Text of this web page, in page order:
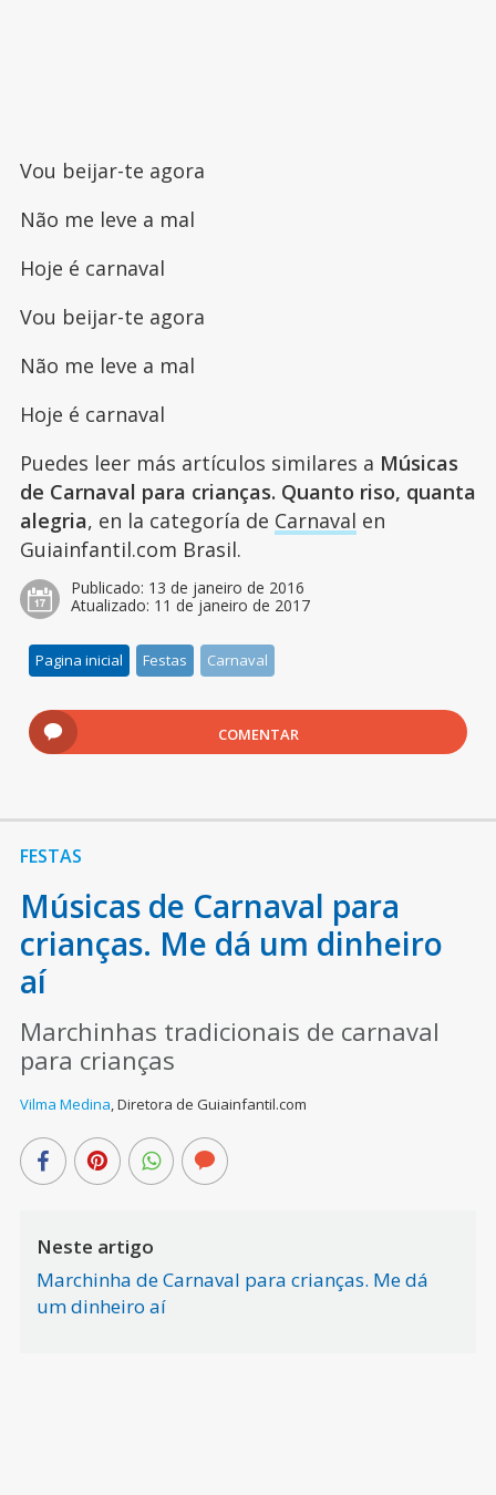
Vou beijar-te agora
Não me leve a mal
Hoje é carnaval
Vou beijar-te agora
Não me leve a mal
Hoje é carnaval
Puedes leer más artículos similares a Músicas
de Carnaval para crianças. Quanto riso, quanta
alegria, en la categoría de Carnaval en
Guiainfantil.com Brasil.
Publicado: 13 de janeiro de 2016
Atualizado: 11 de janeiro de 2017
Pagina inicial Festas Carnaval
COMENTAR
FESTAS
Músicas de Carnaval para
crianças. Me dá um dinheiro
aí
Marchinhas tradicionais de carnaval
para crianças
Vilma Medina,Diretora de Guiainfantil.com
Neste artigo
Marchinha de Carnaval para crianças. Me dá
um dinheiro aí